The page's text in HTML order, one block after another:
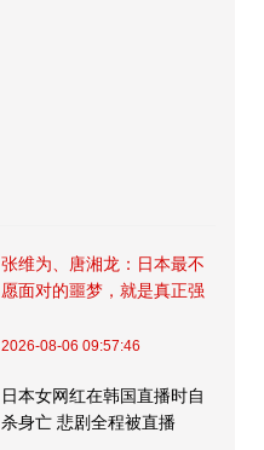
张维为、唐湘龙：日本最不
愿面对的噩梦，就是真正强
2026-08-06 09:57:46
日本女网红在韩国直播时自
杀身亡 悲剧全程被直播